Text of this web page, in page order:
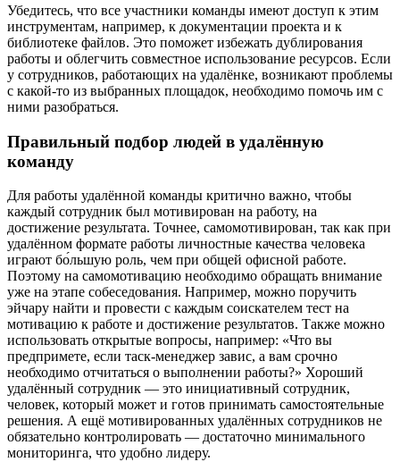
Убедитесь, что все участники команды имеют доступ к этим
инструментам, например, к документации проекта и к
библиотеке файлов. Это поможет избежать дублирования
работы и облегчить совместное использование ресурсов. Если
у сотрудников, работающих на удалёнке, возникают проблемы
с какой-то из выбранных площадок, необходимо помочь им с
ними разобраться.
Правильный подбор людей в удалённую
команду
Для работы удалённой команды критично важно, чтобы
каждый сотрудник был мотивирован на работу, на
достижение результата. Точнее, самомотивирован, так как при
удалённом формате работы личностные качества человека
играют бо́льшую роль, чем при общей офисной работе.
Поэтому на самомотивацию необходимо обращать внимание
уже на этапе собеседования. Например, можно поручить
эйчару найти и провести с каждым соискателем тест на
мотивацию к работе и достижение результатов. Также можно
использовать открытые вопросы, например: «Что вы
предпримете, если таск-менеджер завис, а вам срочно
необходимо отчитаться о выполнении работы?» Хороший
удалённый сотрудник — это инициативный сотрудник,
человек, который может и готов принимать самостоятельные
решения. А ещё мотивированных удалённых сотрудников не
обязательно контролировать — достаточно минимального
мониторинга, что удобно лидеру.